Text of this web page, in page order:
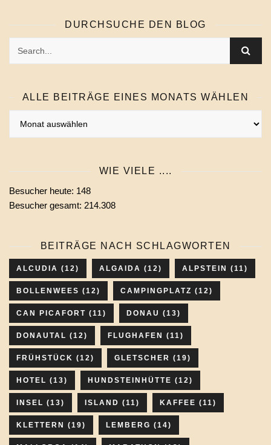
DURCHSUCHE DEN BLOG
ALLE BEITRÄGE EINES MONATS WÄHLEN
wählen
WIE VIELE ....
Besucher heute: 148
Besucher gesamt: 214.308
BEITRÄGE NACH SCHLAGWORTEN
ALCUDIA (12) ALGAIDA (12) ALPSTEIN (11)
BOLLENWEES (12) CAMPINGPLATZ (12)
CAN PICAFORT (11) DONAU (13)
DONAUTAL (12) FLUGHAFEN (11)
FRÜHSTÜCK (12) GLETSCHER (19)
HOTEL (13) HUNDSTEINHÜTTE (12)
INSEL (13) ISLAND (11) KAFFEE (11)
KLETTERN (19) LEMBERG (14)